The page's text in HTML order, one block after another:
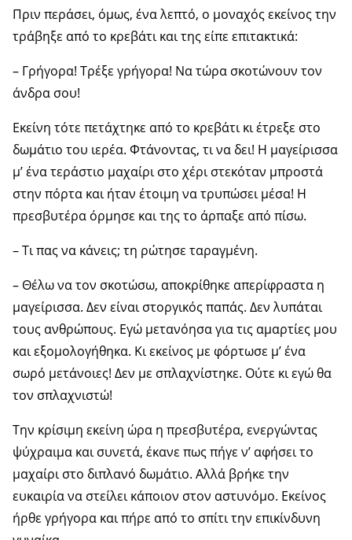
Πριν περάσει, όμως, ένα λεπτό, ο μοναχός εκείνος την
τράβηξε από το κρεβάτι και της είπε επιτακτικά:
– Γρήγορα! Τρέξε γρήγορα! Να τώρα σκοτώνουν τον
άνδρα σου!
Εκείνη τότε πετάχτηκε από το κρεβάτι κι έτρεξε στο
δωμάτιο του ιερέα. Φτάνοντας, τι να δει! Η μαγείρισσα
μ’ ένα τεράστιο μαχαίρι στο χέρι στεκόταν μπροστά
στην πόρτα και ήταν έτοιμη να τρυπώσει μέσα! Η
πρεσβυτέρα όρμησε και της το άρπαξε από πίσω.
– Τι πας να κάνεις; τη ρώτησε ταραγμένη.
– Θέλω να τον σκοτώσω, αποκρίθηκε απερίφραστα η
μαγείρισσα. Δεν είναι στοργικός παπάς. Δεν λυπάται
τους ανθρώπους. Εγώ μετανόησα για τις αμαρτίες μου
και εξομολογήθηκα. Κι εκείνος με φόρτωσε μ’ ένα
σωρό μετάνοιες! Δεν με σπλαχνίστηκε. Ούτε κι εγώ θα
τον σπλαχνιστώ!
Την κρίσιμη εκείνη ώρα η πρεσβυτέρα, ενεργώντας
ψύχραιμα και συνετά, έκανε πως πήγε ν’ αφήσει το
μαχαίρι στο διπλανό δωμάτιο. Αλλά βρήκε την
ευκαιρία να στείλει κάποιον στον αστυνόμο. Εκείνος
ήρθε γρήγορα και πήρε από το σπίτι την επικίνδυνη